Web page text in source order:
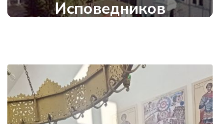
Исповедников